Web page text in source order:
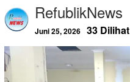
RefublikNews
Juni 25, 2026 33 Dilihat